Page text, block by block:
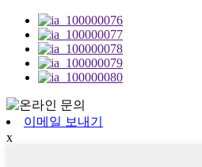
이메일 보내기
x